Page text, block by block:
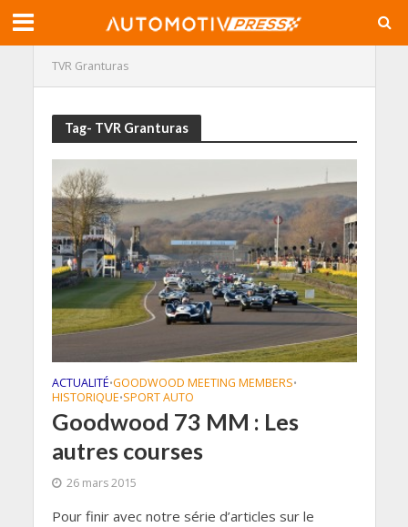
TVR Granturas
Tag- TVR Granturas
ACTUALITÉ•GOODWOOD MEETING MEMBERS•
HISTORIQUE•SPORT AUTO
Goodwood 73 MM : Les
autres courses
26 mars 2015
Pour finir avec notre série d’articles sur le